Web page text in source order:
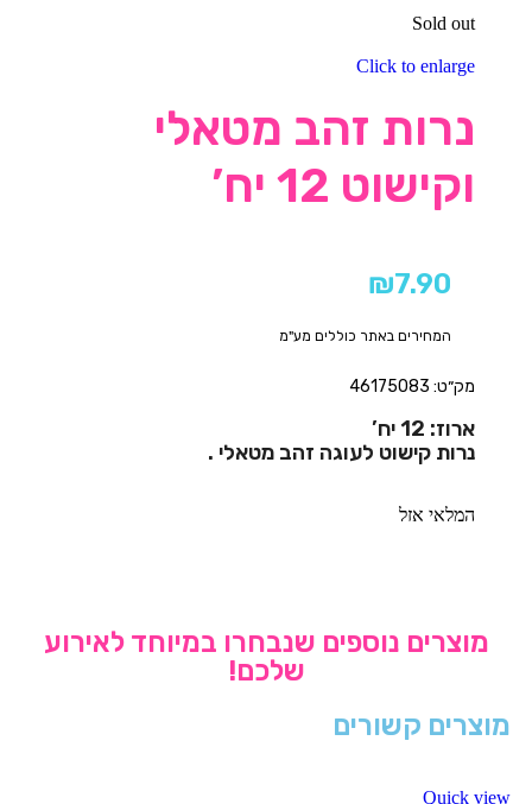
Sold out
Click to enlarge
נרות זהב מטאלי
וקישוט 12 יח’
₪7.90
המחירים באתר כוללים מע"מ
מק״ט: 46175083
ארוז: 12 יח’
נרות קישוט לעוגה זהב מטאלי .
המלאי אזל
מוצרים נוספים שנבחרו במיוחד לאירוע
שלכם!
מוצרים קשורים
Quick view